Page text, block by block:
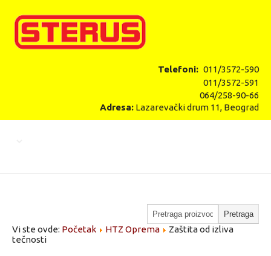
Telefoni: 011/3572-590
011/3572-591
064/258-90-66
Adresa: Lazarevački drum 11, Beograd
Vi ste ovde: Početak HTZ Oprema
Zaštita od izliva
tečnosti